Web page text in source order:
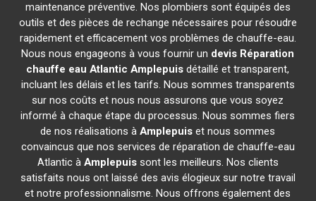
maintenance préventive. Nos plombiers sont équipés des
outils et des pièces de rechange nécessaires pour résoudre
rapidement et efficacement vos problèmes de chauffe-eau.
Nous nous engageons à vous fournir un devis Réparation
chauffe eau Atlantic Amplepuis détaillé et transparent,
incluant les délais et les tarifs. Nous sommes transparents
sur nos coûts et nous nous assurons que vous soyez
informé à chaque étape du processus. Nous sommes fiers
de nos réalisations àAmplepuis et nous sommes
convaincus que nos services de réparation de chauffe-eau
Atlantic à Amplepuissont les meilleurs. Nos clients
satisfaits nous ont laissé des avis élogieux sur notre travail
et notre professionnalisme. Nous offrons également des